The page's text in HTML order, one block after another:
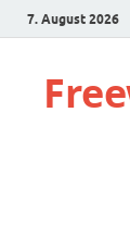
7. August 2026